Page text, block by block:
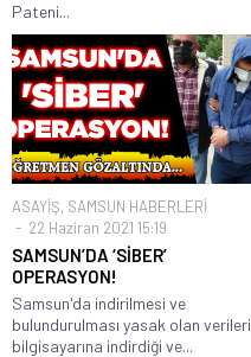
Pateni...
ASAYİŞ, SAMSUN HABERLERİ
22 Haziran 2021 15:19
SAMSUN’DA ‘SİBER’
OPERASYON!
Samsun'da indirilmesi ve
bulundurulması yasak olan verileri
bilgisayarına indirdiği ve...